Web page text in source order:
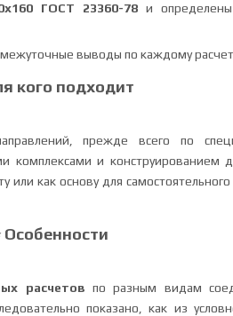
ГОСТ 23360-78 и
выводы по каждому
кого подходит
прежде всего по
комплексами и
или как основу для
Особенности
расчетов по разным видам
показано, как из